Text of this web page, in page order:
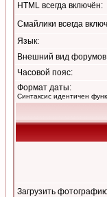
HTML всегда включён:
Смайлики всегда
Язык:
Внешний вид
Часовой пояс:
Формат даты:
Синтаксис идентичен
Загрузить